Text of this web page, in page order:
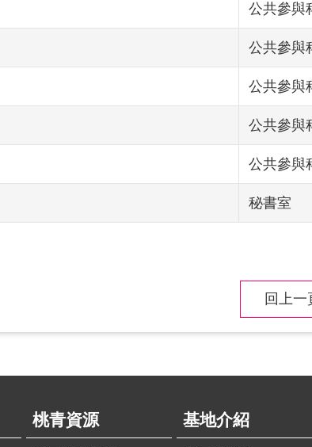
公共參與
公共參與
公共參與
公共參與
公共參與
秘書室
回上一
桃青資源 基地介紹